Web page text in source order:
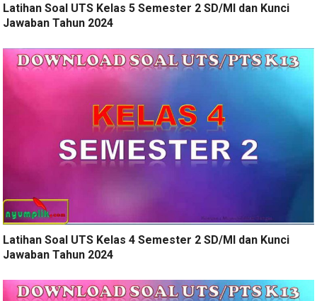
Latihan Soal UTS Kelas 5 Semester 2 SD/MI dan Kunci
Jawaban Tahun 2024
Latihan Soal UTS Kelas 4 Semester 2 SD/MI dan Kunci
Jawaban Tahun 2024